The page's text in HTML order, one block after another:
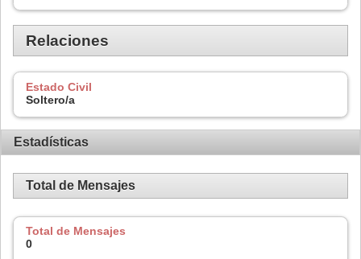
Relaciones
Estado Civil
Soltero/a
Estadísticas
Total de Mensajes
Total de Mensajes
0